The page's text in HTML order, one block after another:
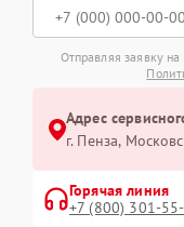
Отправляя заявку
Адрес
г. Пенза,
Горячая линия
+7 (800) 301-